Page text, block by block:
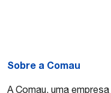
Sobre a Comau
A Comau, uma empresa